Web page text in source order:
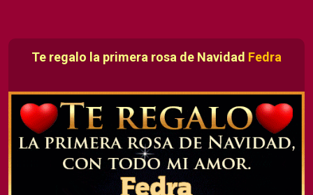
Te regalo la primera rosa de Navidad Fedra